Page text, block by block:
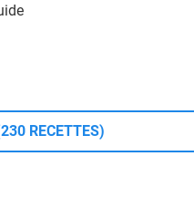
RECETTES)